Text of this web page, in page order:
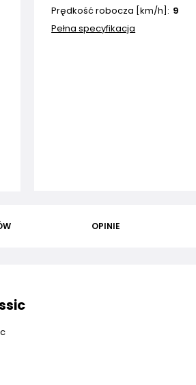
Prędkość robocza [km/h]
9
Pełna specyfikacja
OPINIE